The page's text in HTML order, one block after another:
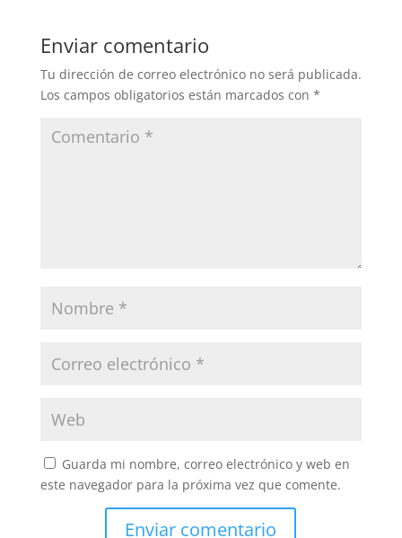
Enviar comentario
Tu dirección de correo electrónico no será publicada.
Los campos obligatorios están marcados con *
Guarda mi nombre, correo electrónico y web en
este navegador para la próxima vez que comente.